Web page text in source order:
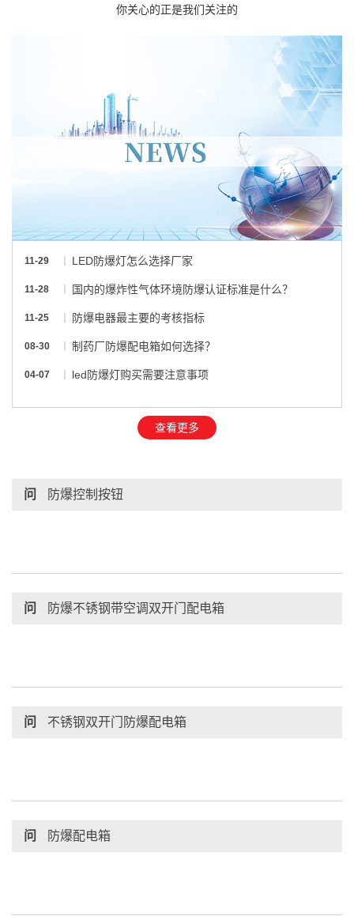
你关心的正是我们关注的
11-29 LED防爆灯怎么选择厂家
11-28 国内的爆炸性气体环境防爆认证标准是什么？
11-25 防爆电器最主要的考核指标
08-30 制药厂防爆配电箱如何选择？
04-07 led防爆灯购买需要注意事项
查看更多
问 防爆控制按钮
问 防爆不锈钢带空调双开门配电箱
问 不锈钢双开门防爆配电箱
问 防爆配电箱